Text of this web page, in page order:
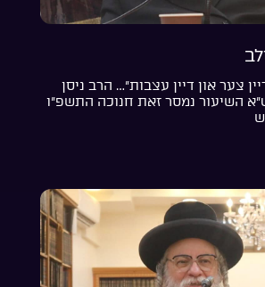
צער און דיין עצבות”… הרב ניסן
השיעור נמסר זאת חנוכה התשפ”ו